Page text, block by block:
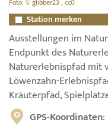
Station merken
Ausstellungen im
Endpunkt des
Naturerlebnispfad mit
Löwenzahn-
Kräuterpfad,
GPS-Koordinaten: